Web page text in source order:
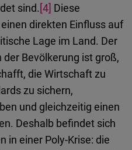
sind.[4] Diese
direkten Einfluss auf
Lage im Land. Der
Bevölkerung ist groß,
die Wirtschaft zu
zu sichern,
und gleichzeitig einen
Deshalb befindet sich
in einer Poly-Krise: die